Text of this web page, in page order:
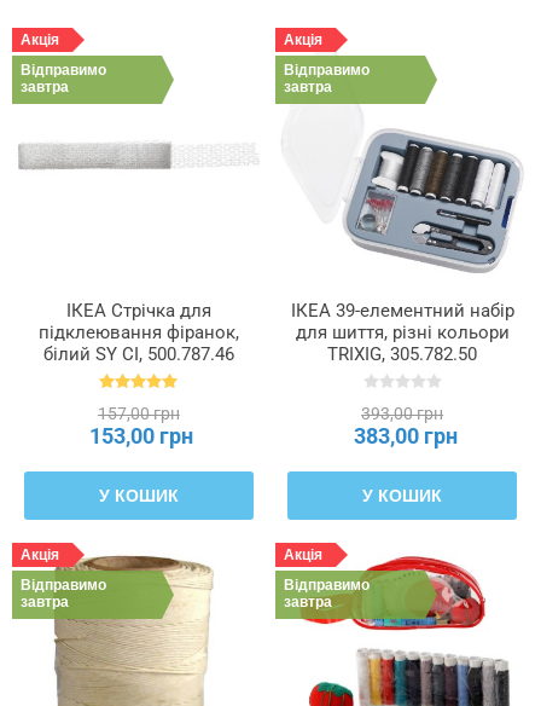
Акція
Відправимо
завтра
ІКЕА Стрічка для
підклеювання фіранок,
білий SY СІ, 500.787.46
157,00 грн
153,00 грн
У КОШИК
Акція
Відправимо
завтра
ІКЕА 39-елементний набір
для шиття, різні кольори
TRIXIG, 305.782.50
393,00 грн
383,00 грн
У КОШИК
Акція
Відправимо
завтра
Акція
Відправимо
завтра